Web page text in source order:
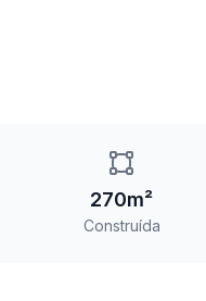
270m²
Construída